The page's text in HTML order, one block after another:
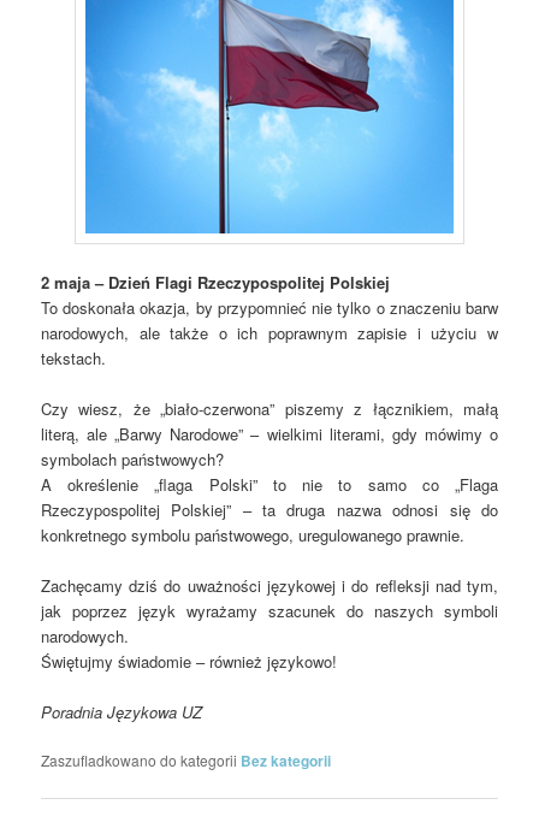
2 maja – Dzień Flagi Rzeczypospolitej Polskiej
To doskonała okazja, by przypomnieć nie tylko o znaczeniu barw
narodowych, ale także o ich poprawnym zapisie i użyciu w
tekstach.
Czy wiesz, że „biało-czerwona” piszemy z łącznikiem, małą
literą, ale „Barwy Narodowe” – wielkimi literami, gdy mówimy o
symbolach państwowych?
A określenie „flaga Polski” to nie to samo co „Flaga
Rzeczypospolitej Polskiej” – ta druga nazwa odnosi się do
konkretnego symbolu państwowego, uregulowanego prawnie.
Zachęcamy dziś do uważności językowej i do refleksji nad tym,
jak poprzez język wyrażamy szacunek do naszych symboli
narodowych.
Świętujmy świadomie – również językowo!
Poradnia Językowa UZ
Zaszufladkowano do kategorii Bez kategorii